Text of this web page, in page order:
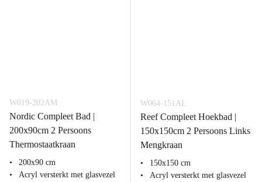
W019-202AM
Nordic Compleet Bad |
200x90cm 2 Persoons
Thermostaatkraan
200x90 cm
Acryl versterkt met glasvezel
W064-151AL
Reef Compleet Hoekbad |
150x150cm 2 Persoons Links
Mengkraan
150x150 cm
Acryl versterkt met glasvezel